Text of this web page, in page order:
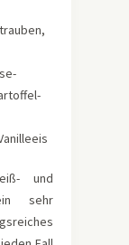
und
sehr